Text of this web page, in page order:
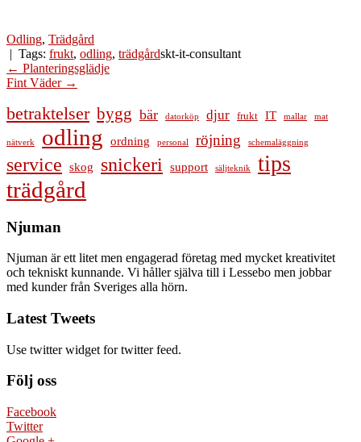
Odling, Trädgård
| Tags: frukt, odling, trädgårdskt-it-consultant
Post
navigation
← Planteringsglädje
Fint Väder →
betraktelser bygg bär datorköp djur frukt IT mallar mat
nätverk odling ordning personal röjning schemaläggning
service skog snickeri support säljteknik tips
trädgård
Njuman
Njuman är ett litet men engagerad företag med mycket kreativitet
och tekniskt kunnande. Vi håller själva till i Lessebo men jobbar
med kunder från Sveriges alla hörn.
Latest Tweets
Use twitter widget for twitter feed.
Följ oss
Facebook
Twitter